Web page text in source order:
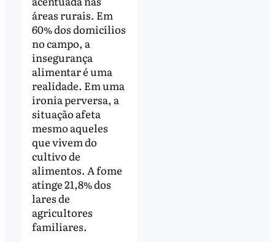
áreas rurais. Em
60% dos domicílios
no campo, a
insegurança
alimentar é uma
realidade. Em uma
ironia perversa, a
situação afeta
mesmo aqueles
que vivem do
cultivo de
alimentos. A fome
atinge 21,8% dos
lares de
agricultores
familiares.